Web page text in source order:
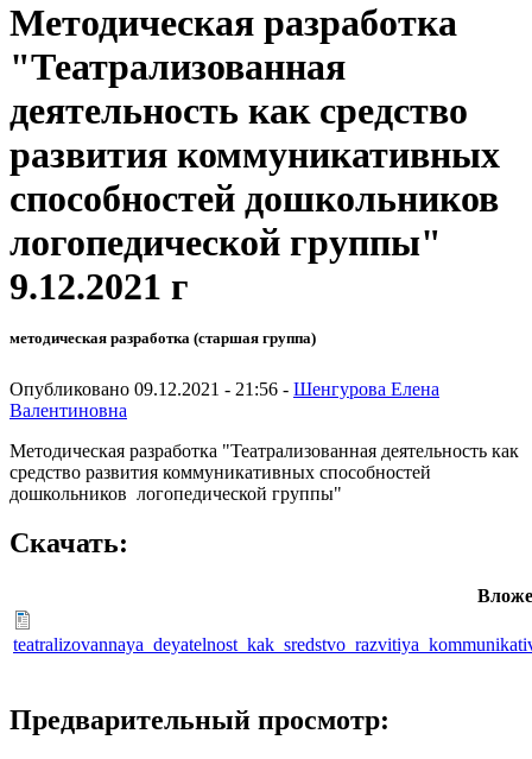
Методическая разработка
"Театрализованная
деятельность как средство
развития коммуникативных
способностей дошкольников
логопедической группы"
9.12.2021 г
методическая разработка (старшая группа)
Опубликовано 09.12.2021 - 21:56 - Шенгурова Елена
Валентиновна
Методическая разработка "Театрализованная деятельность как
средство развития коммуникативных способностей
дошкольников логопедической группы"
Скачать:
Предварительный просмотр: